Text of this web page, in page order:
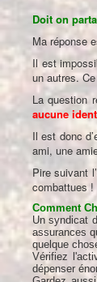
Doit on
Ma réponse
Il est
un autres.
La question
aucune
Il est donc
ami, une
Pire suivant
combattues !
Comment
Un syndicat
assurances
quelque
Vérifiez
dépenser